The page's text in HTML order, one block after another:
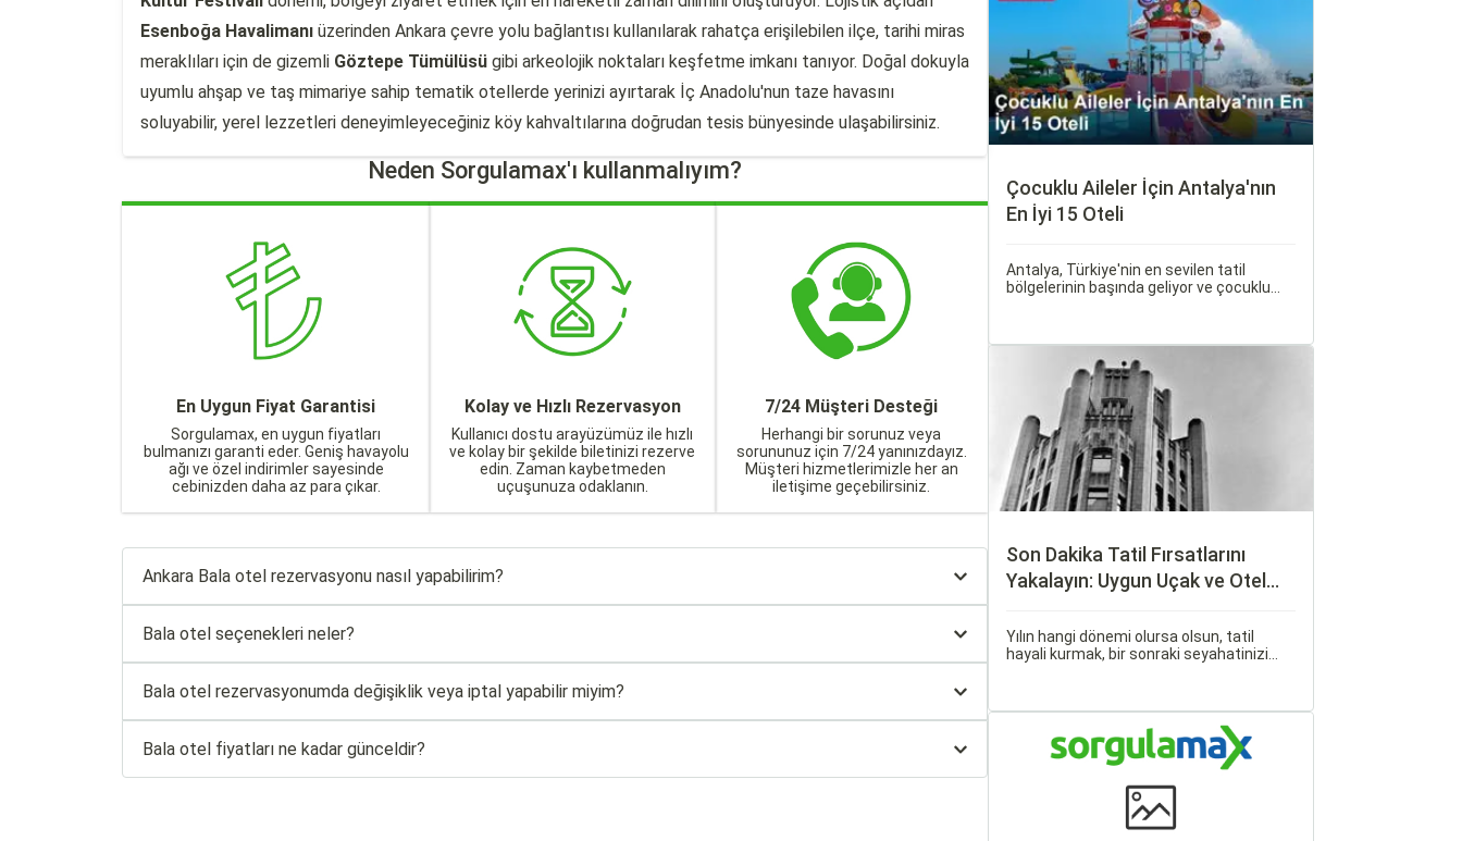
Esenboğa Havalimanı üzerinden Ankara çevre yolu bağlantısı kullanılarak rahatça erişilebilen ilçe, tarihi miras
meraklıları için de gizemli Göztepe Tümülüsü gibi arkeolojik noktaları keşfetme imkanı tanıyor. Doğal dokuyla
uyumlu ahşap ve taş mimariye sahip tematik otellerde yerinizi ayırtarak İç Anadolu'nun taze havasını
soluyabilir, yerel lezzetleri deneyimleyeceğiniz köy kahvaltılarına doğrudan tesis bünyesinde ulaşabilirsiniz.
Neden Sorgulamax'ı kullanmalıyım?
En Uygun Fiyat Garantisi
Sorgulamax, en uygun fiyatları
bulmanızı garanti eder. Geniş havayolu
ağı ve özel indirimler sayesinde
cebinizden daha az para çıkar.
Kolay ve Hızlı Rezervasyon
Kullanıcı dostu arayüzümüz ile hızlı
ve kolay bir şekilde biletinizi rezerve
edin. Zaman kaybetmeden
uçuşunuza odaklanın.
7/24 Müşteri Desteği
Herhangi bir sorunuz veya
sorununuz için 7/24 yanınızdayız.
Müşteri hizmetlerimizle her an
iletişime geçebilirsiniz.
Ankara Bala otel rezervasyonu nasıl yapabilirim?
Bala otel seçenekleri neler?
Bala otel rezervasyonumda değişiklik veya iptal yapabilir miyim?
Bala otel fiyatları ne kadar günceldir?
gölgeli yürüyüş patikaları ve adrenalin
dolu aktiviteleriyle tam bir doğa kaçamağı
Çocuklu Aileler İçin Antalya'nın
En İyi 15 Oteli
Antalya, Türkiye'nin en sevilen tatil
bölgelerinin başında geliyor ve çocuklu
geçirmenizi sağlayacak en iyi antalya
çocuklu aile oteli seçeneklerini bir araya
Son Dakika Tatil Fırsatlarını
Yakalayın: Uygun Uçak ve Otel
Yılın hangi dönemi olursa olsun, tatil
hayali kurmak, bir sonraki seyahatinizi